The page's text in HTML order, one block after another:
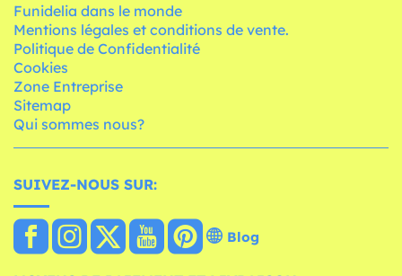
Funidelia dans le monde
Mentions légales et conditions de vente.
Politique de Confidentialité
Cookies
Zone Entreprise
Sitemap
Qui sommes nous?
SUIVEZ-NOUS SUR:
Blog